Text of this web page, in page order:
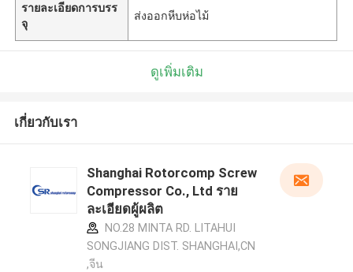
รายละเอียดการบรร
จุ
ส่งออกหีบห่อไม้
ดูเพิ่มเติม
เกี่ยวกับเรา
Shanghai Rotorcomp Screw
Compressor Co., Ltd ราย
ละเอียดผู้ผลิต
NO.28 MINTA RD. LITAHUI
SONGJIANG DIST. SHANGHAI,CN
,จีน